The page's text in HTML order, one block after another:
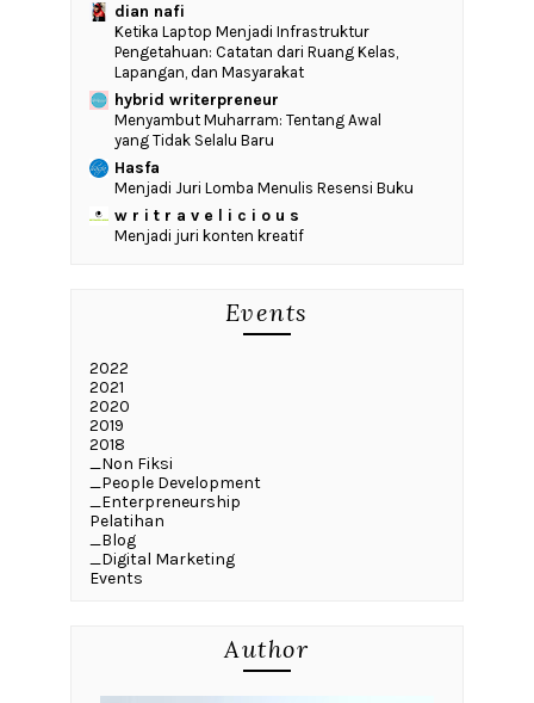
dian nafi
Ketika Laptop Menjadi Infrastruktur
Pengetahuan: Catatan dari Ruang Kelas,
Lapangan, dan Masyarakat
hybrid writerpreneur
Menyambut Muharram: Tentang Awal
yang Tidak Selalu Baru
Hasfa
Menjadi Juri Lomba Menulis Resensi Buku
w r i t r a v e l i c i o u s
Menjadi juri konten kreatif
Events
2022
2021
2020
2019
2018
_Non Fiksi
_People Development
_Enterpreneurship
Pelatihan
_Blog
_Digital Marketing
Events
Author